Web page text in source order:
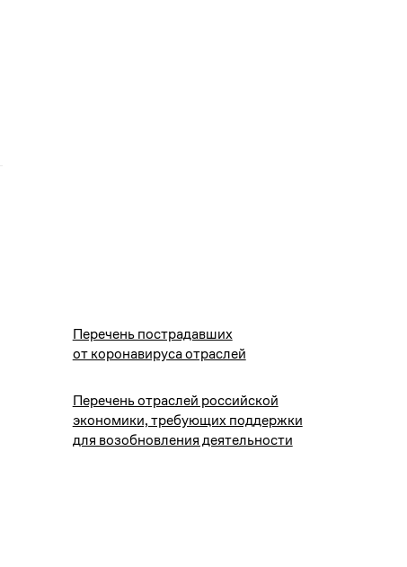
Перечень пострадавших
от коронавируса отраслей
Перечень отраслей российской
экономики, требующих поддержки
для возобновления деятельности